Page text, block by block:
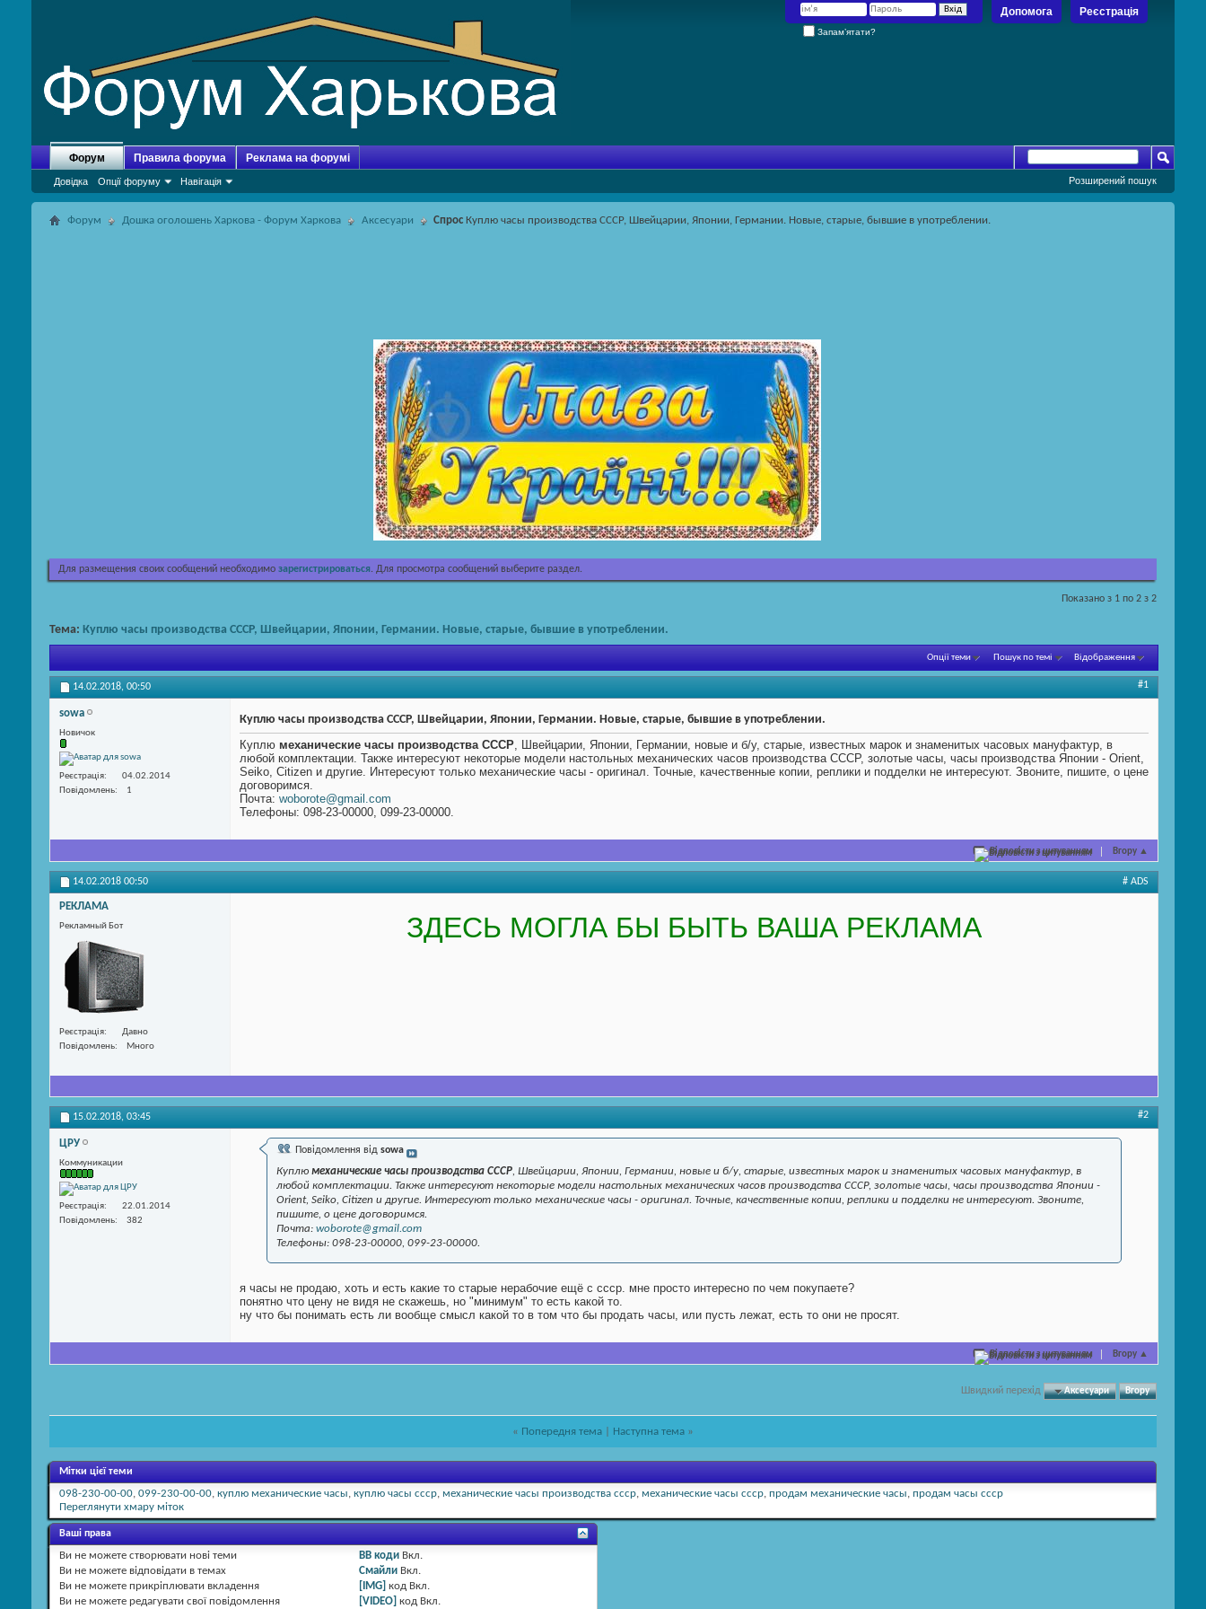
Реєстрація
Допомога
Запам’ятати?
Форум
Довідка Опції форуму Навігація
Правила форума Реклама на форумі
Розширений пошук
Форум Дошка оголошень Харкова - Форум Харкова Аксесуари Спрос Куплю часы производства СССР, Швейцарии, Японии, Германии. Новые, старые, бывшие в употреблении.
Для размещения своих сообщений необходимо зарегистрироваться. Для просмотра сообщений выберите раздел.
Показано з 1 по 2 з 2
Тема: Куплю часы производства СССР, Швейцарии, Японии, Германии. Новые, старые, бывшие в употреблении.
Опції теми Пошук по темі Відображення
14.02.2018, 00:50 #1
sowa
Новичок
Реєстрація
04.02.2014
Повідомлень
1
Куплю часы производства СССР, Швейцарии, Японии, Германии. Новые, старые, бывшие в употреблении.
Куплю механические часы производства СССР, Швейцарии, Японии, Германии, новые и б/у, старые, известных марок и знаменитых часовых мануфактур, в
любой комплектации. Также интересуют некоторые модели настольных механических часов производства СССР, золотые часы, часы производства Японии - Orient,
Seiko, Citizen и другие. Интересуют только механические часы - оригинал. Точные, качественные копии, реплики и подделки не интересуют. Звоните, пишите, о цене
договоримся.
Почта: woborote@gmail.com
Телефоны: 098-23-00000, 099-23-00000.
Відповісти з цитуванням Вгору ▲
14.02.2018 00:50 # ADS
РЕКЛАМА
Рекламный Бот
Реєстрація
Давно
Повідомлень
Много
ЗДЕСЬ МОГЛА БЫ БЫТЬ ВАША РЕКЛАМА
15.02.2018, 03:45 #2
ЦРУ
Коммуникации
Реєстрація
22.01.2014
Повідомлень
382
Повідомлення від sowa
Куплю механические часы производства СССР, Швейцарии, Японии, Германии, новые и б/у, старые, известных марок и знаменитых часовых мануфактур, в
любой комплектации. Также интересуют некоторые модели настольных механических часов производства СССР, золотые часы, часы производства Японии -
Orient, Seiko, Citizen и другие. Интересуют только механические часы - оригинал. Точные, качественные копии, реплики и подделки не интересуют. Звоните,
пишите, о цене договоримся.
Почта: woborote@gmail.com
Телефоны: 098-23-00000, 099-23-00000.
я часы не продаю, хоть и есть какие то старые нерабочие ещё с ссср. мне просто интересно по чем покупаете?
понятно что цену не видя не скажешь, но "минимум" то есть какой то.
ну что бы понимать есть ли вообще смысл какой то в том что бы продать часы, или пусть лежат, есть то они не просят.
Відповісти з цитуванням Вгору ▲
Швидкий перехід Аксесуари Вгору
« Попередня тема Наступна тема »
Мітки цієї теми
098-230-00-00, 099-230-00-00, куплю механические часы, куплю часы ссср, механические часы производства ссср, механические часы ссср, продам механические часы, продам часы ссср
Переглянути хмару міток
Ваші права
Ви не можете створювати нові теми
Ви не можете відповідати в темах
Ви не можете прикріплювати вкладення
Ви не можете редагувати свої повідомлення
BB коди Вкл.
Смайли Вкл.
[IMG] код Вкл.
[VIDEO] код Вкл.